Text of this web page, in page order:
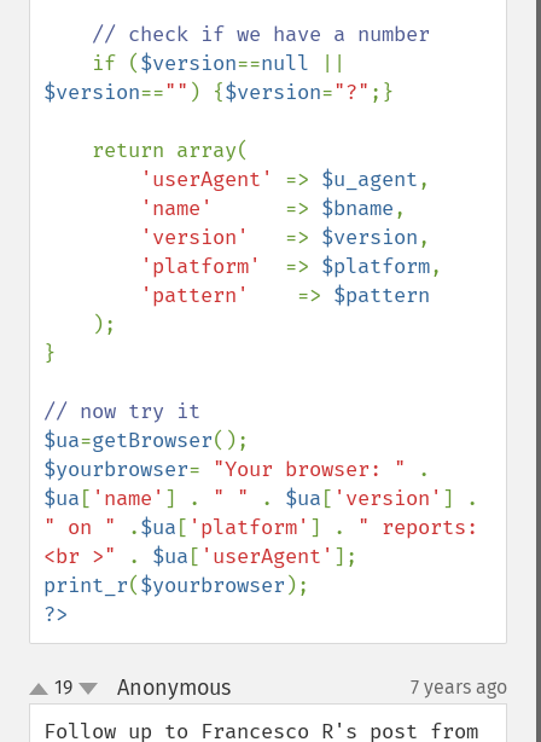
// check if we have a number
if ($version==null
$version=="" ) {$version="?" ;}
'userAgent' => $u_agent,
'name' => $bname,
'version' => $version,
'platform' => $platform,
'pattern' => $pattern
);
}
$ua=getBrowser
$yourbrowser= "Your browser: "
$ua [ 'name' ] . " " . $ua [ 'version'
" on "
.$ua [ 'platform' ] . " reports:
<br >"
. $ua [ 'userAgent'
print_r($yourbrowser
?>
up
down
19 Anonymous¶ 7 years ago
Follow up to Francesco R's post from